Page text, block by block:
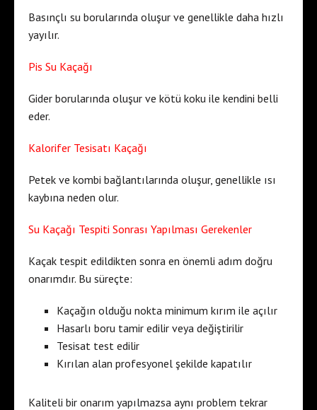
Basınçlı su borularında oluşur ve genellikle daha hızlı
yayılır.
Pis Su Kaçağı
Gider borularında oluşur ve kötü koku ile kendini belli
eder.
Kalorifer Tesisatı Kaçağı
Petek ve kombi bağlantılarında oluşur, genellikle ısı
kaybına neden olur.
Su Kaçağı Tespiti Sonrası Yapılması Gerekenler
Kaçak tespit edildikten sonra en önemli adım doğru
onarımdır. Bu süreçte:
Kaçağın olduğu nokta minimum kırım ile açılır
Hasarlı boru tamir edilir veya değiştirilir
Tesisat test edilir
Kırılan alan profesyonel şekilde kapatılır
Kaliteli bir onarım yapılmazsa aynı problem tekrar